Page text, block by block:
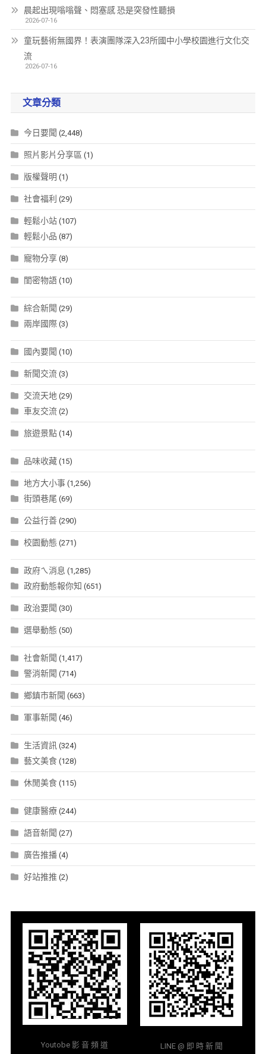
晨起出現嗡嗡聲、悶塞感 恐是突發性聽損
2026-07-16
童玩藝術無國界！表演團隊深入23所國中小學校園進行文化交
流
2026-07-16
文章分類
今日要聞 (2,448)
照片影片分享區 (1)
版權聲明 (1)
社會福利 (29)
輕鬆小站(107)
輕鬆小品 (87)
寵物分享(8)
閨密物語(10)
綜合新聞 (29)
兩岸國際(3)
國內要聞 (10)
新聞交流(3)
交流天地(29)
車友交流(2)
旅遊景點(14)
品味收藏(15)
地方大小事(1,256)
街頭巷尾 (69)
公益行善(290)
校園動態 (271)
政府ㄟ消息 (1,285)
政府動態報你知 (651)
政治要聞 (30)
選舉動態 (50)
社會新聞 (1,417)
警消新聞 (714)
鄉鎮市新聞 (663)
軍事新聞 (46)
生活資訊(324)
藝文美食(128)
休閒美食(115)
健康醫療(244)
語音新聞 (27)
廣告推播(4)
好站推推 (2)
Youtobe 影 音 頻 道 LINE @ 即 時 新 聞